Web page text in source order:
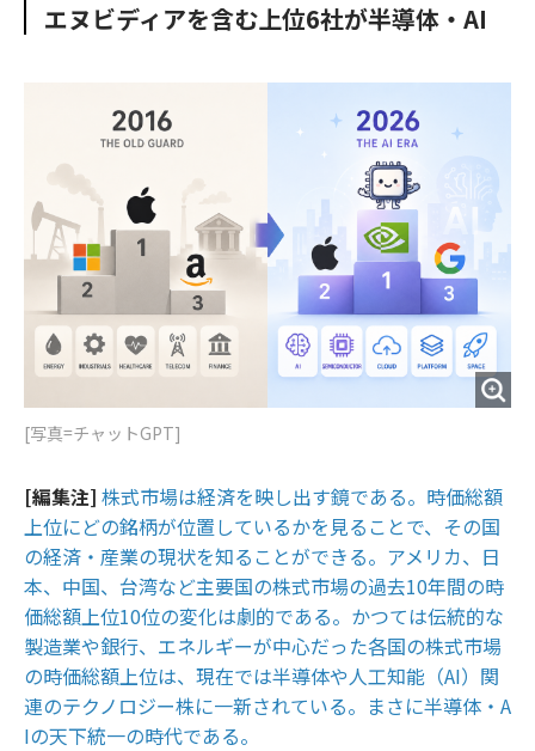
エヌビディアを含む上位6社が半導体・AI
[写真=チャットGPT]
[編集注] 株式市場は経済を映し出す鏡である。時価総額
上位にどの銘柄が位置しているかを見ることで、その国
の経済・産業の現状を知ることができる。アメリカ、日
本、中国、台湾など主要国の株式市場の過去10年間の時
価総額上位10位の変化は劇的である。かつては伝統的な
製造業や銀行、エネルギーが中心だった各国の株式市場
の時価総額上位は、現在では半導体や人工知能（AI）関
連のテクノロジー株に一新されている。まさに半導体・A
Iの天下統一の時代である。